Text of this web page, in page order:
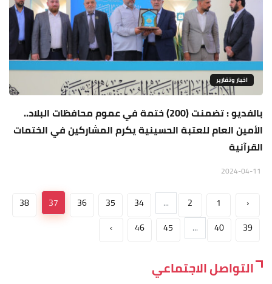
اخبار وتقارير
بالفديو : تضمنت (200) ختمة في عموم محافظات البلاد..
الأمين العام للعتبة الحسينية يكرم المشاركين في الختمات
القرآنية
‹
1
2
...
34
35
36
37
38
39
40
...
45
46
›
التواصل الاجتماعي